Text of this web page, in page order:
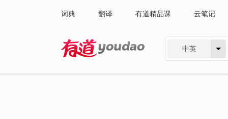
词典 翻译 有道精品课 云笔记
中英